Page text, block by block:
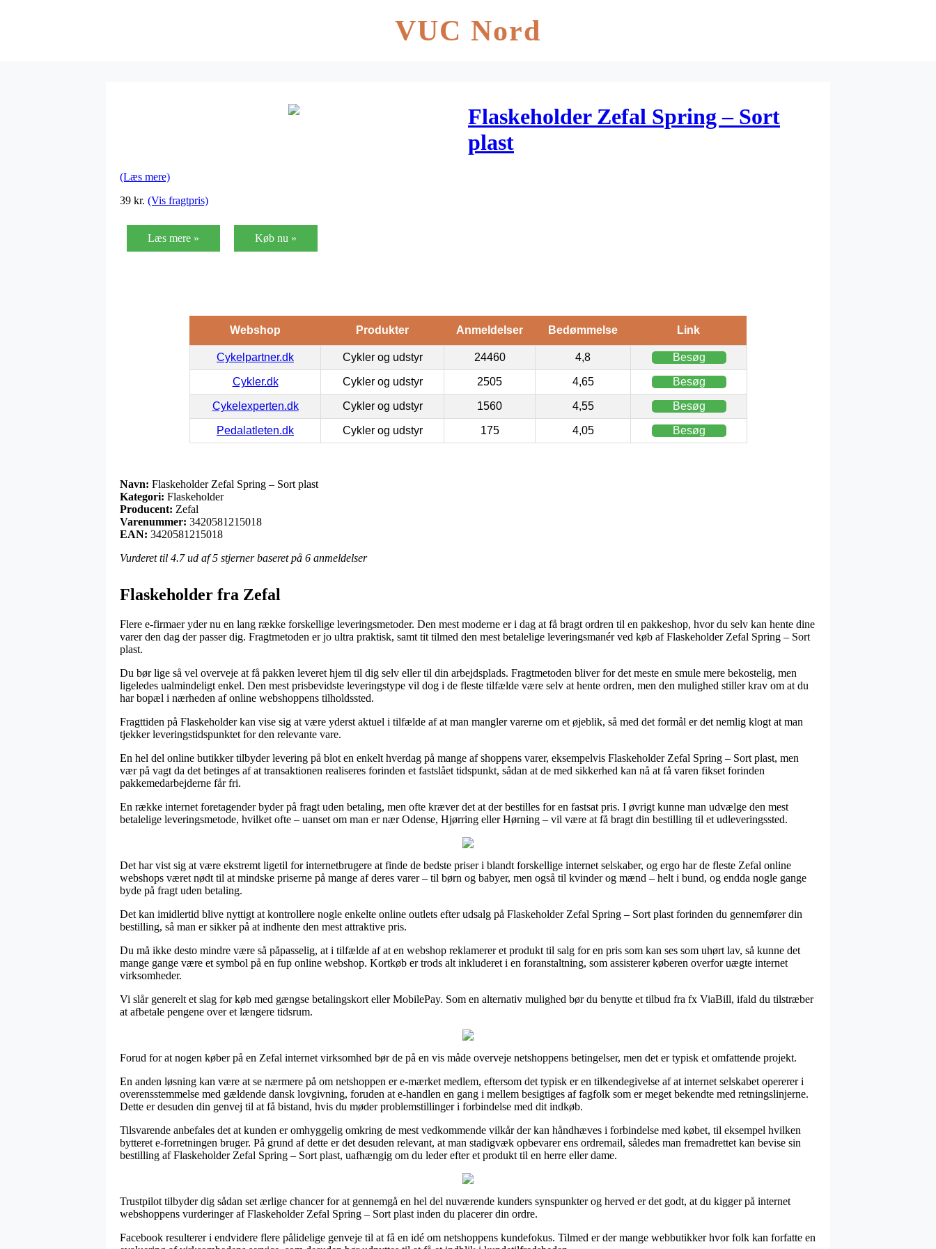
VUC Nord
Flaskeholder Zefal Spring – Sort
plast
(Læs mere)
39 kr. (Vis fragtpris)
Læs mere » Køb nu »
Webshop Produkter Anmeldelser Bedømmelse Link
Cykelpartner.dk Cykler og udstyr 24460 4,8 Besøg
Cykler.dk Cykler og udstyr 2505 4,65 Besøg
Cykelexperten.dk Cykler og udstyr 1560 4,55 Besøg
Pedalatleten.dk Cykler og udstyr 175 4,05 Besøg
Navn: Flaskeholder Zefal Spring – Sort plast
Kategori: Flaskeholder
Producent: Zefal
Varenummer: 3420581215018
EAN: 3420581215018
Vurderet til 4.7ud af 5 stjerner baseret på 6 anmeldelser
Flaskeholder fra Zefal
Flere e-firmaer yder nu en lang række forskellige leveringsmetoder. Den mest moderne er i dag at få bragt ordren til en pakkeshop, hvor du selv kan hente dine
varer den dag der passer dig. Fragtmetoden er jo ultra praktisk, samt tit tilmed den mest betalelige leveringsmanér ved køb af Flaskeholder Zefal Spring – Sort
plast.
Du bør lige så vel overveje at få pakken leveret hjem til dig selv eller til din arbejdsplads. Fragtmetoden bliver for det meste en smule mere bekostelig, men
ligeledes ualmindeligt enkel. Den mest prisbevidste leveringstype vil dog i de fleste tilfælde være selv at hente ordren, men den mulighed stiller krav om at du
har bopæl i nærheden af online webshoppens tilholdssted.
Fragttiden på Flaskeholder kan vise sig at være yderst aktuel i tilfælde af at man mangler varerne om et øjeblik, så med det formål er det nemlig klogt at man
tjekker leveringstidspunktet for den relevante vare.
En hel del online butikker tilbyder levering på blot en enkelt hverdag på mange af shoppens varer, eksempelvis Flaskeholder Zefal Spring – Sort plast, men
vær på vagt da det betinges af at transaktionen realiseres forinden et fastslået tidspunkt, sådan at de med sikkerhed kan nå at få varen fikset forinden
pakkemedarbejderne får fri.
En række internet foretagender byder på fragt uden betaling, men ofte kræver det at der bestilles for en fastsat pris. I øvrigt kunne man udvælge den mest
betalelige leveringsmetode, hvilket ofte – uanset om man er nær Odense, Hjørring eller Hørning – vil være at få bragt din bestilling til et udleveringssted.
Det har vist sig at være ekstremt ligetil for internetbrugere at finde de bedste priser i blandt forskellige internet selskaber, og ergo har de fleste Zefal online
webshops været nødt til at mindske priserne på mange af deres varer – til børn og babyer, men også til kvinder og mænd – helt i bund, og endda nogle gange
byde på fragt uden betaling.
Det kan imidlertid blive nyttigt at kontrollere nogle enkelte online outlets efter udsalg på Flaskeholder Zefal Spring – Sort plast forinden du gennemfører din
bestilling, så man er sikker på at indhente den mest attraktive pris.
Du må ikke desto mindre være så påpasselig, at i tilfælde af at en webshop reklamerer et produkt til salg for en pris som kan ses som uhørt lav, så kunne det
mange gange være et symbol på en fup online webshop. Kortkøb er trods alt inkluderet i en foranstaltning, som assisterer køberen overfor uægte internet
virksomheder.
Vi slår generelt et slag for køb med gængse betalingskort eller MobilePay. Som en alternativ mulighed bør du benytte et tilbud fra fx ViaBill, ifald du tilstræber
at afbetale pengene over et længere tidsrum.
Forud for at nogen køber på en Zefal internet virksomhed bør de på en vis måde overveje netshoppens betingelser, men det er typisk et omfattende projekt.
En anden løsning kan være at se nærmere på om netshoppen er e-mærket medlem, eftersom det typisk er en tilkendegivelse af at internet selskabet opererer i
overensstemmelse med gældende dansk lovgivning, foruden at e-handlen en gang i mellem besigtiges af fagfolk som er meget bekendte med retningslinjerne.
Dette er desuden din genvej til at få bistand, hvis du møder problemstillinger i forbindelse med dit indkøb.
Tilsvarende anbefales det at kunden er omhyggelig omkring de mest vedkommende vilkår der kan håndhæves i forbindelse med købet, til eksempel hvilken
bytteret e-forretningen bruger. På grund af dette er det desuden relevant, at man stadigvæk opbevarer ens ordremail, således man fremadrettet kan bevise sin
bestilling af Flaskeholder Zefal Spring – Sort plast, uafhængig om du leder efter et produkt til en herre eller dame.
Trustpilot tilbyder dig sådan set ærlige chancer for at gennemgå en hel del nuværende kunders synspunkter og herved er det godt, at du kigger på internet
webshoppens vurderinger af Flaskeholder Zefal Spring – Sort plast inden du placerer din ordre.
Facebook resulterer i endvidere flere pålidelige genveje til at få en idé om netshoppens kundefokus. Tilmed er der mange webbutikker hvor folk kan forfatte en